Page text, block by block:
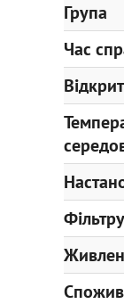
Група
Час